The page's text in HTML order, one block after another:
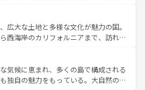
ほしい。
る町や、スイスならではのユニークな
プス観光だけでなく町歩きも満喫する
の所得が高いため物価も高いが、旅行
を楽しむこともできる。 なお、新
コンテンツ一覧 を参照してほしい。
広大な土地と多様な文化が魅力の国。
西海岸のカリフォルニアまで、訪れる
、観光、ショッピング、エンターテイ
刺激的なスポットだ。一方、アメリカ
がり、グランドキャニオンやイエロー
気候に恵まれ、多くの島で構成される
独自の魅力をもっている。大自然の神